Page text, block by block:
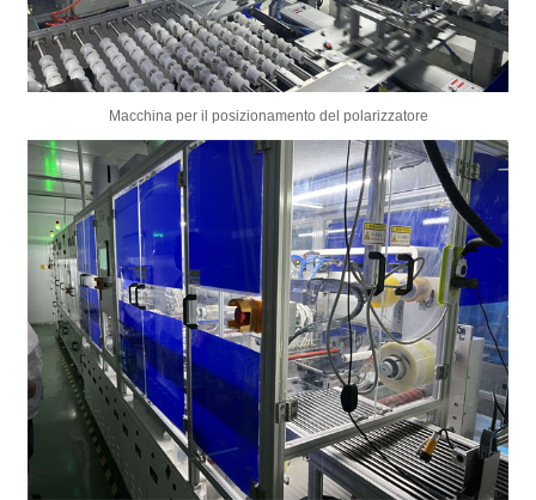
Macchina per il posizionamento del polarizzatore